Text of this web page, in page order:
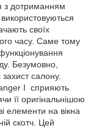
з дотриманням
своїх
часу. Саме тому
Безумовно,
салону.
I сприяють
її оригінальнішою
елементи на вікна
скотч. Цей